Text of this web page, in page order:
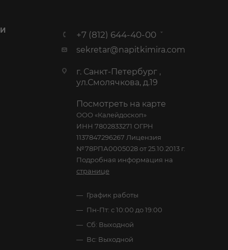
+7 (812) 644-40-00
sekretar@napitkimira.com
г. Санкт-Петербург ,
ул.Смолячкова, д.19
Посмотреть на карте
ООО «Калейдоскоп»
ИНН 7802833271 ОГРН
1137847296267 Лицензия
№78РПА0005028 от 25.10.2013 г.
Подробная информация на
странице
График работы
Пн-Пт: с 10:00 до 19:00
Сб: Выходной
Вс: Выходной